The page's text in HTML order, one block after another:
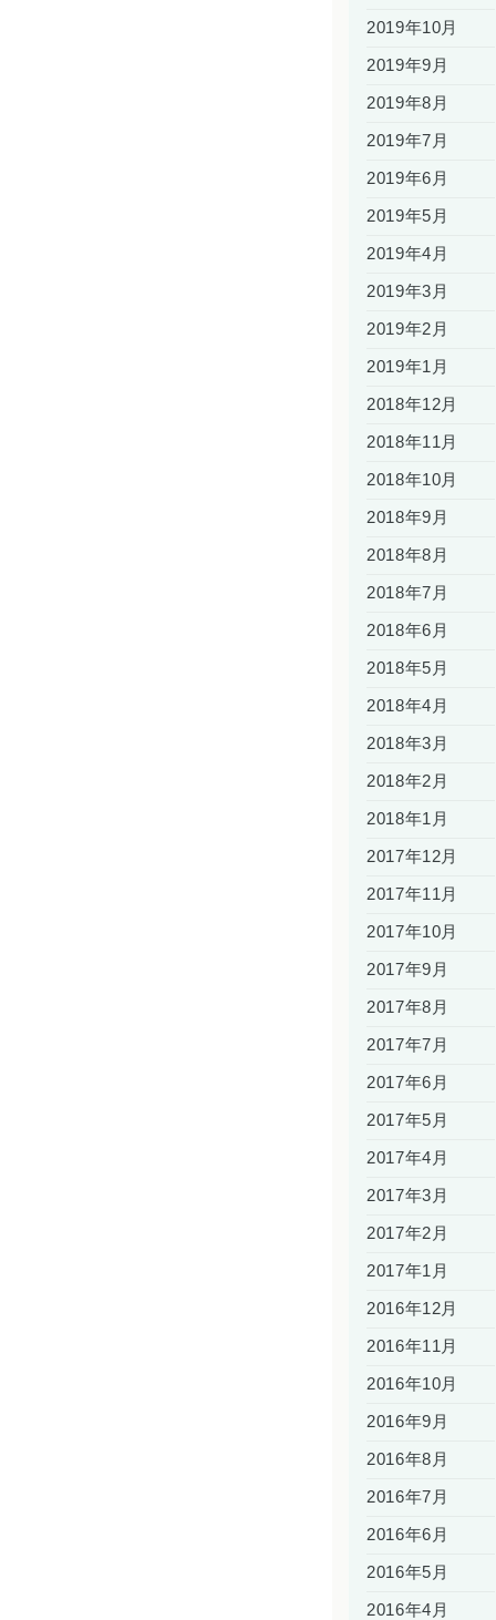
2019年10月
2019年9月
2019年8月
2019年7月
2019年6月
2019年5月
2019年4月
2019年3月
2019年2月
2019年1月
2018年12月
2018年11月
2018年10月
2018年9月
2018年8月
2018年7月
2018年6月
2018年5月
2018年4月
2018年3月
2018年2月
2018年1月
2017年12月
2017年11月
2017年10月
2017年9月
2017年8月
2017年7月
2017年6月
2017年5月
2017年4月
2017年3月
2017年2月
2017年1月
2016年12月
2016年11月
2016年10月
2016年9月
2016年8月
2016年7月
2016年6月
2016年5月
2016年4月